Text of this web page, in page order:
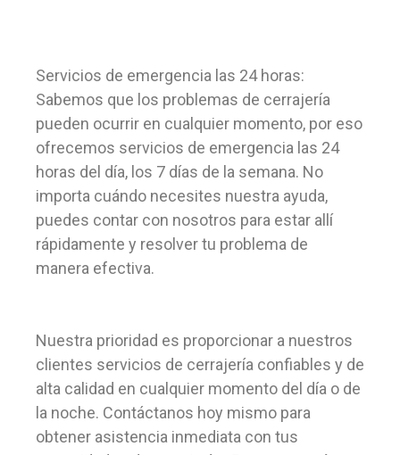
Servicios de emergencia las 24 horas:
Sabemos que los problemas de cerrajería
pueden ocurrir en cualquier momento, por eso
ofrecemos servicios de emergencia las 24
horas del día, los 7 días de la semana. No
importa cuándo necesites nuestra ayuda,
puedes contar con nosotros para estar allí
rápidamente y resolver tu problema de
manera efectiva.
Nuestra prioridad es proporcionar a nuestros
clientes servicios de cerrajería confiables y de
alta calidad en cualquier momento del día o de
la noche. Contáctanos hoy mismo para
obtener asistencia inmediata con tus